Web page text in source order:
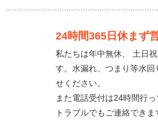
24時間365日休まず
私たちは年中無休、 土日
す。水漏れ、つまり等水
せください。
また電話受付は24時間行
トラブルでもご連絡できま